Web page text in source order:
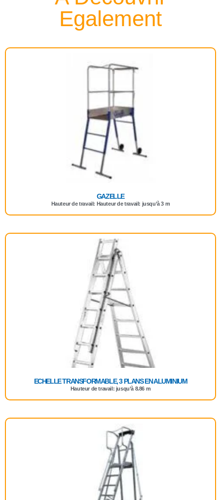
Egalement
GAZELLE
Hauteur de travail: Hauteur de travail: jusqu’à 3 m
ECHELLE TRANSFORMABLE, 3 PLANS EN ALUMINIUM
Hauteur de travail: jusqu’à 8.86 m